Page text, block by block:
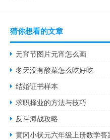
猜你想看的文章
元宵节图片元宵怎么画
冬天没有酸菜怎么吃好吃
结婚证书样本
求职择业的方法与技巧
反斗海战攻略
黄冈小状元六年级上册数学